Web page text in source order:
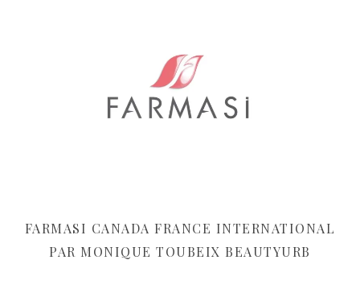
FARMASI CANADA FRANCE INTERNATIONAL
PAR MONIQUE TOUBEIX BEAUTYURB